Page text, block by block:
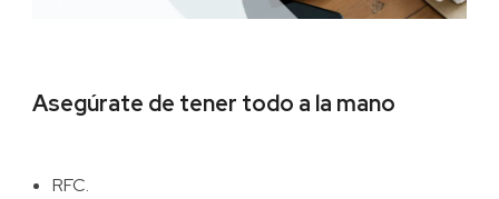
Asegúrate de tener todo a la mano
RFC.